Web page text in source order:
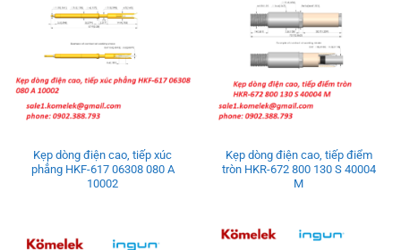
Kẹp dòng điện cao, tiếp xúc
phẳng HKF-617 06308 080 A
10002
Kẹp dòng điện cao, tiếp điểm
tròn HKR-672 800 130 S 40004
M